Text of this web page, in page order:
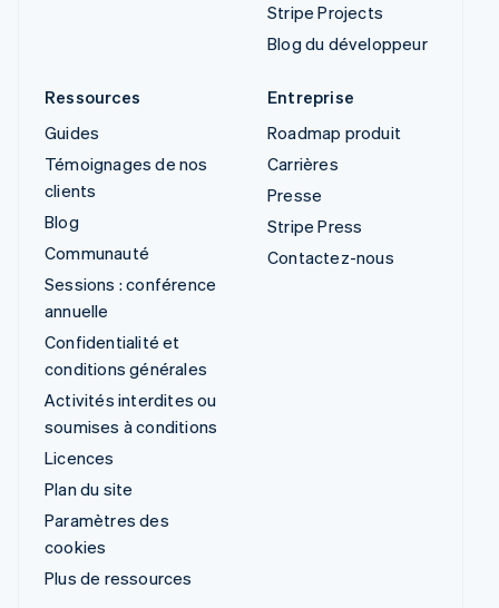
Stripe Projects
Blog du développeur
Ressources
Guides
Témoignages de nos
clients
Blog
Communauté
Sessions : conférence
annuelle
Confidentialité et
conditions générales
Activités interdites ou
soumises à conditions
Licences
Plan du site
Paramètres des
cookies
Plus de ressources
Entreprise
Roadmap produit
Carrières
Presse
Stripe Press
Contactez-nous